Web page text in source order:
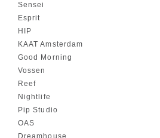
Sensei
Esprit
HIP
KAAT Amsterdam
Good Morning
Vossen
Reef
Nightlife
Pip Studio
OAS
Dreamhouse